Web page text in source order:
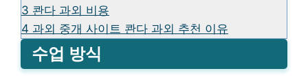
3 콴다 과외 비용
4 과외 중개 사이트 콴다 과외 추천 이유
수업 방식